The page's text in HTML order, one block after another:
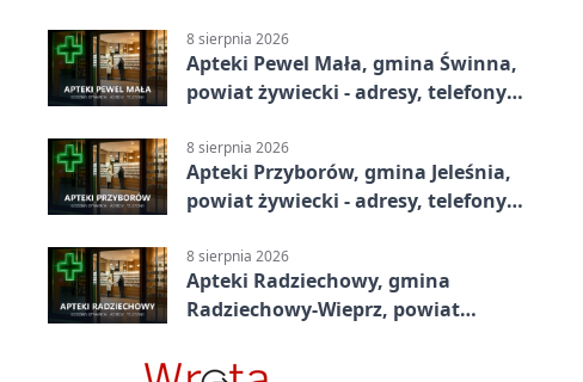
8 sierpnia 2026
Apteki Pewel Mała, gmina Świnna,
powiat żywiecki - adresy, telefony,
8 sierpnia 2026
Apteki Przyborów, gmina Jeleśnia,
powiat żywiecki - adresy, telefony,
8 sierpnia 2026
Apteki Radziechowy, gmina
Radziechowy-Wieprz, powiat
otwarcia